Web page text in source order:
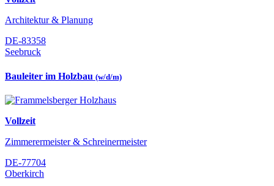
Architektur & Planung
DE-83358
Seebruck
Bauleiter im Holzbau (w/d/m)
Vollzeit
Zimmerermeister & Schreinermeister
DE-77704
Oberkirch